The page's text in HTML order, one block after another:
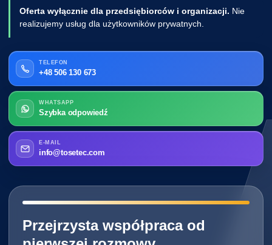
Oferta wyłącznie dla przedsiębiorców i organizacji. Nie
realizujemy usług dla użytkowników prywatnych.
TELEFON
+48 506 130 673
WHATSAPP
Szybka odpowiedź
E-MAIL
info@tosetec.com
━━━━━━━━━━━━━━━━━━━━━━━━━━━━
Przejrzysta współpraca od